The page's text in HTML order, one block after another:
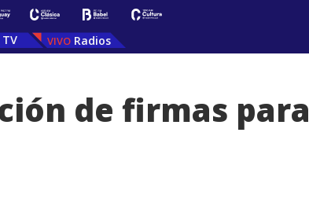
TV Radios
de firmas para